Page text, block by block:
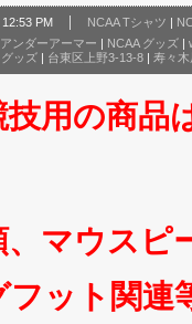
PM NCAA Tシャツ |
アンダーアーマー NCAA グッズ
ッズ 台東区上野3-13-8 寿々
用の商品
マウスピ
ット関連